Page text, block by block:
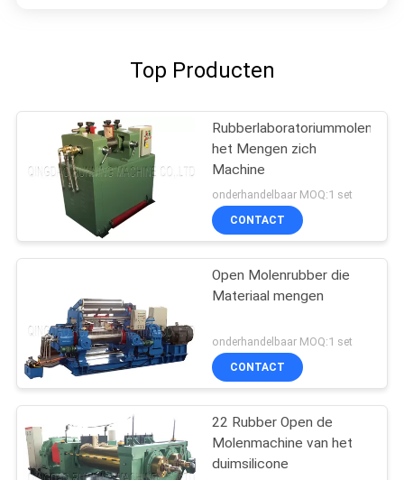
Top Producten
Rubberlaboratoriummolen
het Mengen zich
Machine
onderhandelbaar MOQ:1 set
CONTACT
Open Molenrubber die
Materiaal mengen
onderhandelbaar MOQ:1 set
CONTACT
22 Rubber Open de
Molenmachine van het
duimsilicone